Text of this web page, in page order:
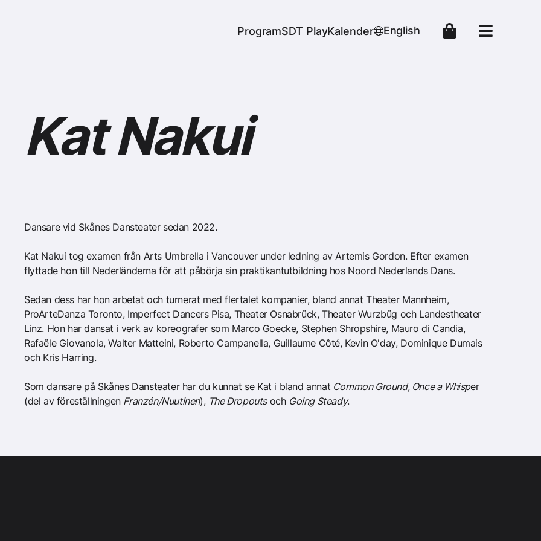
Header
ProgramSDT PlayKalender English
Kat Nakui
Dansare vid Skånes Dansteater sedan 2022.
Kat Nakui tog examen från Arts Umbrella i Vancouver under ledning av Artemis Gordon. Efter examen
flyttade hon till Nederländerna för att påbörja sin praktikantutbildning hos Noord Nederlands Dans.
Sedan dess har hon arbetat och turnerat med flertalet kompanier, bland annat Theater Mannheim,
ProArteDanza Toronto, Imperfect Dancers Pisa, Theater Osnabrück, Theater Wurzbüg och Landestheater
Linz. Hon har dansat i verk av koreografer som Marco Goecke, Stephen Shropshire, Mauro di Candia,
Rafaële Giovanola, Walter Matteini, Roberto Campanella, Guillaume Côté, Kevin O'day, Dominique Dumais
och Kris Harring.
Som dansare på Skånes Dansteater har du kunnat se Kat i bland annat Common Ground, Once a Whisper
(del av föreställningen Franzén/Nuutinen), The Dropoutsoch Going Steady.